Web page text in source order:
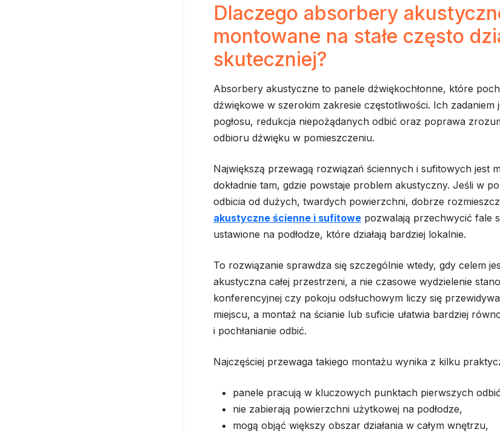
Dlaczego absorbery
montowane na stałe często
skuteczniej?
Absorbery akustyczne to panele dźwiękochłonne, które
dźwiękowe w szerokim zakresie częstotliwości. Ich zadaniem
pogłosu, redukcja niepożądanych odbić oraz poprawa
odbioru dźwięku w pomieszczeniu.
Największą przewagą rozwiązań ściennych i sufitowych jest
dokładnie tam, gdzie powstaje problem akustyczny. Jeśli w
odbicia od dużych, twardych powierzchni, dobrze
akustyczne ścienne i sufitowe pozwalają przechwycić fale
ustawione na podłodze, które działają bardziej lokalnie.
To rozwiązanie sprawdza się szczególnie wtedy, gdy celem
akustyczna całej przestrzeni, a nie czasowe wydzielenie
konferencyjnej czy pokoju odsłuchowym liczy się
miejscu, a montaż na ścianie lub suficie ułatwia bardziej
i pochłanianie odbić.
Najczęściej przewaga takiego montażu wynika z kilku
panele pracują w kluczowych punktach pierwszych
nie zabierają powierzchni użytkowej na podłodze,
mogą objąć większy obszar działania w całym wnętrzu,